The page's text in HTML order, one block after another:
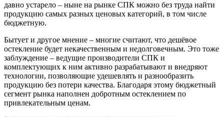
давно устарело – ныне на рынке СПК можно без труда найти
продукцию самых разных ценовых категорий, в том числе
бюджетную.
Бытует и другое мнение – многие считают, что дешёвое
остекление будет некачественным и недолговечным. Это тоже
заблуждение – ведущие производители СПК и
комплектующих к ним активно разрабатывают и внедряют
технологии, позволяющие удешевлять и разнообразить
продукцию без потери качества. Благодаря этому бюджетный
сегмент рынка наполнен добротным остеклением по
привлекательным ценам.